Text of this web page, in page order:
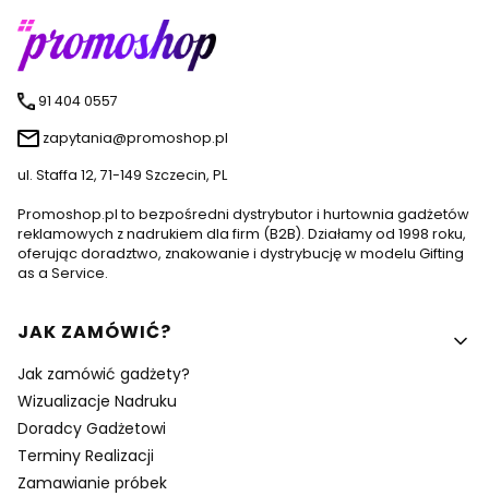
91 404 0557
zapytania@promoshop.pl
ul. Staffa 12, 71-149 Szczecin, PL
Promoshop.pl to bezpośredni dystrybutor i hurtownia gadżetów
reklamowych z nadrukiem dla firm (B2B). Działamy od 1998 roku,
oferując doradztwo, znakowanie i dystrybucję w modelu Gifting
as a Service.
Linki w stopce
JAK ZAMÓWIĆ?
Jak zamówić gadżety?
Wizualizacje Nadruku
Doradcy Gadżetowi
Terminy Realizacji
Zamawianie próbek